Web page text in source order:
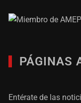
PÁGINAS
Entérate de las